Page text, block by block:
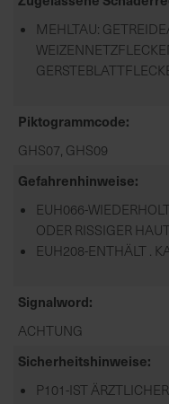
MEHLTAU:
Piktogrammcode
GHS07, GHS09
Gefahrenhinweise
EUH066-
ODER RISSIGER
EUH208-ENTHÄLT .
Signalword
ACHTUNG
Sicherheitshinweise
P101-IST